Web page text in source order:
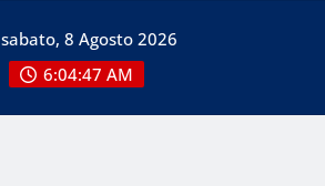
sabato, 8 Agosto 2026
6:04:47 AM